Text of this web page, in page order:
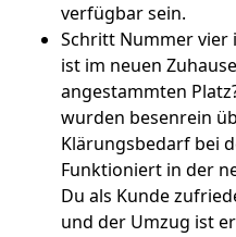
verfügbar sein.
Schritt Nummer vier
ist im neuen
angestammten
wurden besenrein
Klärungsbedarf bei
Funktioniert in der
Du als Kunde
und der Umzug ist